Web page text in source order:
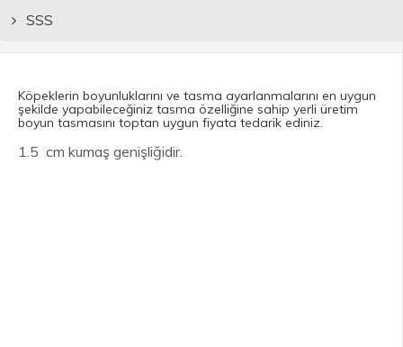
SSS
Köpeklerin boyunluklarını ve tasma ayarlanmalarını en uygun
şekilde yapabileceğiniz tasma özelliğine sahip yerli üretim
boyun tasmasını toptan uygun fiyata tedarik ediniz.
1.5 cm kumaş genişliğidir.